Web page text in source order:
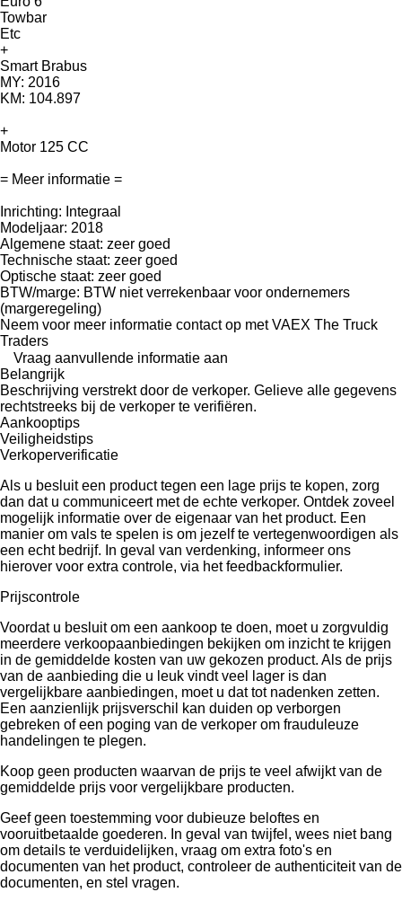
Towbar
Etc
+
Smart Brabus
MY: 2016
KM: 104.897
+
Motor 125 CC
= Meer informatie =
Inrichting: Integraal
Modeljaar: 2018
Algemene staat: zeer goed
Technische staat: zeer goed
Optische staat: zeer goed
BTW/marge: BTW niet verrekenbaar voor ondernemers
(margeregeling)
Neem voor meer informatie contact op met VAEX The Truck
Traders
Vraag aanvullende informatie aan
Belangrijk
Beschrijving verstrekt door de verkoper. Gelieve alle gegevens
rechtstreeks bij de verkoper te verifiëren.
Aankooptips
Veiligheidstips
Verkoperverificatie
Als u besluit een product tegen een lage prijs te kopen, zorg
dan dat u communiceert met de echte verkoper. Ontdek zoveel
mogelijk informatie over de eigenaar van het product. Een
manier om vals te spelen is om jezelf te vertegenwoordigen als
een echt bedrijf. In geval van verdenking, informeer ons
hierover voor extra controle, via het feedbackformulier.
Prijscontrole
Voordat u besluit om een ​​aankoop te doen, moet u zorgvuldig
meerdere verkoopaanbiedingen bekijken om inzicht te krijgen
in de gemiddelde kosten van uw gekozen product. Als de prijs
van de aanbieding die u leuk vindt veel lager is dan
vergelijkbare aanbiedingen, moet u dat tot nadenken zetten.
Een aanzienlijk prijsverschil kan duiden op verborgen
gebreken of een poging van de verkoper om frauduleuze
handelingen te plegen.
Koop geen producten waarvan de prijs te veel afwijkt van de
gemiddelde prijs voor vergelijkbare producten.
Geef geen toestemming voor dubieuze beloftes en
vooruitbetaalde goederen. In geval van twijfel, wees niet bang
om details te verduidelijken, vraag om extra foto's en
documenten van het product, controleer de authenticiteit van de
documenten, en stel vragen.